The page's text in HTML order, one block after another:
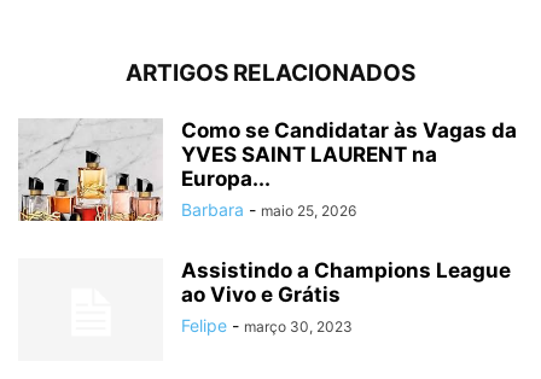
ARTIGOS RELACIONADOS
Como se Candidatar às Vagas da
YVES SAINT LAURENT na
Europa...
Barbara - maio 25, 2026
Assistindo a Champions League
ao Vivo e Grátis
Felipe - março 30, 2023